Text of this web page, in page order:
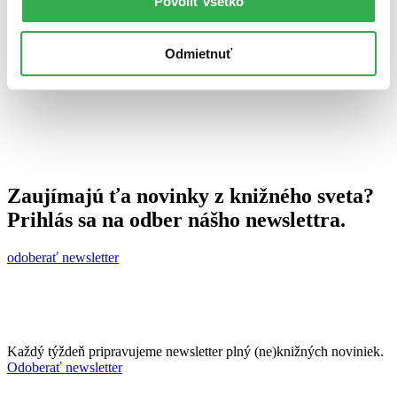
Odmietnuť
Zaujímajú ťa novinky z knižného sveta?
Prihlás sa na odber nášho newslettra.
odoberať newsletter
Každý týždeň pripravujeme newsletter plný (ne)knižných noviniek.
Odoberať newsletter